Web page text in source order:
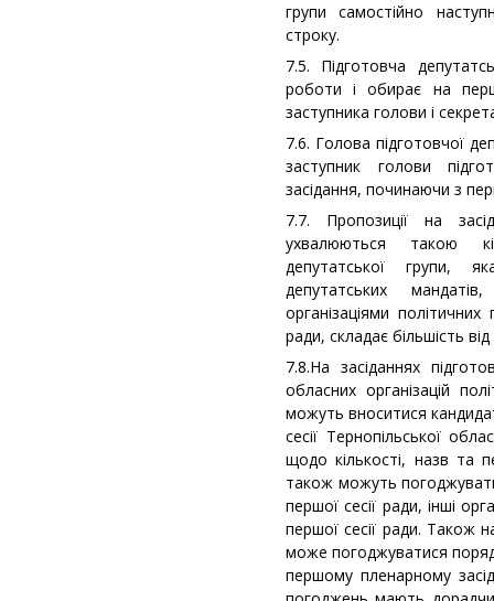
групи самостійно
строку.
7.5. Підготовча
роботи і обирає на
заступника голови і
7.6. Голова підготовчої
заступник голови
засідання, починаючи з
7.7. Пропозиції на
ухвалюються такою
депутатської групи,
депутатських
організаціями
ради, складає більшість
7.8.На засіданнях
обласних організацій
можуть вноситися
сесії Тернопільської
щодо кількості, назв та
також можуть
першої сесії ради, інші
першої сесії ради. Також
може погоджуватися
першому пленарному